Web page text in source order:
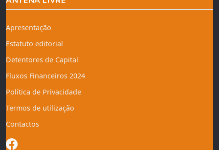
Apresentação
Estatuto editorial
Detentores de Capital
Fluxos Financeiros 2024
Política de Privacidade
Termos de utilização
Contactos